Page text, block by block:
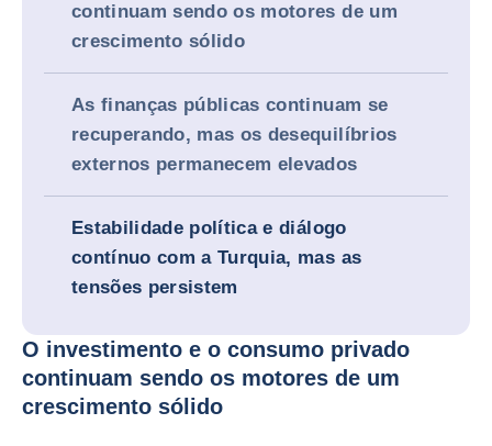
continuam sendo os motores de um
crescimento sólido
As finanças públicas continuam se
recuperando, mas os desequilíbrios
externos permanecem elevados
Estabilidade política e diálogo
contínuo com a Turquia, mas as
tensões persistem
O investimento e o consumo privado
continuam sendo os motores de um
crescimento sólido